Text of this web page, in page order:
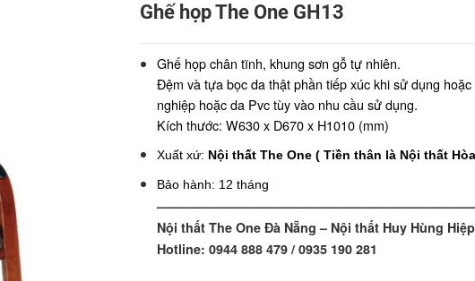
Ghế họp The One GH13
Ghế họp chân tĩnh, khung sơn gỗ tự nhiên.
Đệm và tựa bọc da thật phần tiếp xúc khi sử dụng hoặc
nghiệp hoặc da Pvc tùy vào nhu cầu sử dụng.
Kích thước: W630 x D670 x H1010 (mm)
Xuất xứ: Nội thất The One ( Tiền thân là Nội thất
Bảo hành: 12 tháng
Nội thất The One Đà Nẵng – Nội thất Huy Hùng Hiệp
Hotline: 0944 888 479 / 0935 190 281